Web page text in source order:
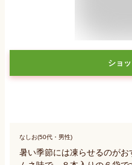
ショ
なしお(50代・男性)
暑い季節には凍らせるのが